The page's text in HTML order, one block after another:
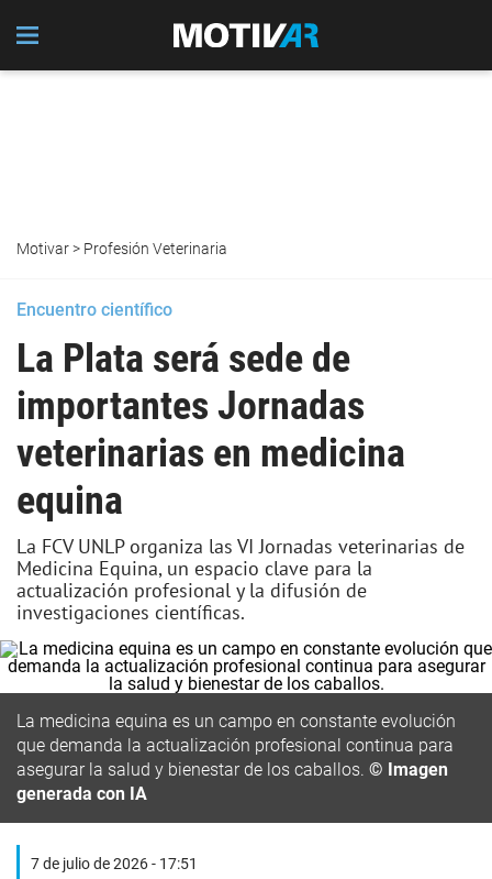
Motivar> Profesión Veterinaria
Encuentro científico
La Plata será sede de
importantes Jornadas
veterinarias en medicina
equina
La FCV UNLP organiza las VI Jornadas veterinarias de
Medicina Equina, un espacio clave para la
actualización profesional y la difusión de
investigaciones científicas.
La medicina equina es un campo en constante evolución
que demanda la actualización profesional continua para
asegurar la salud y bienestar de los caballos. © Imagen
generada con IA
7 de julio de 2026 - 17:51